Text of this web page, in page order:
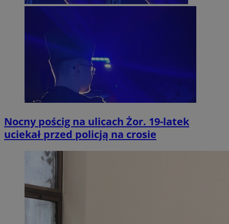
Nocny pościg na ulicach Żor. 19-latek
uciekał przed policją na crosie